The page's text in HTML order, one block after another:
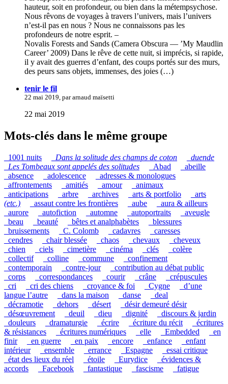
hauteur, soit en profondeur, ou bien dans la métempsychose.
Nous rêvons de voyages à travers l’univers, mais l’univers
n’est-il pas en nous ? Nous ne connaissons pas les
profondeurs de notre esprit. –
Novalis Forests and Sands (Camera Obscura — ’My Maudlin
Career’ 2009) Dans le rêve de cette nuit, si imprécis, si rapide,
il y avait des guerres d’enfant, des coups portés sur des murs,
des peurs sans objets, immenses, des joies (…)
tenir le fil
22 mai 2019, par arnaud maïsetti
22 mai 2019
Mots-clés dans le même groupe
_1001 nuits Dans la solitude des champs de coton
duende
Les Tombeaux sont appelés des solitudes _Abad
_abeille
_absence
_adolescence
_adresses & monologues
_affrontements
_amitiés _amour
_animaux
_anticipations
_arbre _archives _arts & portfolio
_arts
(etc.)
_assaut contre les frontières _aube
_aura & ailleurs
_aurore
_autofiction _automne _autoportraits
_aveugle
_beau
_beauté _bêtes et analphabètes
_blessures
_bruissements
_C. Colomb _cadavres
_caresses
_cendres
_chair blessée _chaos _chevaux
_cheveux
_chien
_ciels _cimetière _cinéma _clés
_colère
_collectif
_colline _commune
_confinement
_contemporain
_contre-jour
_contribution au débat public
_corps
_correspondances _courir _crâne
_crépuscules
_cri
_cri des chiens _croyance & foi _Cygne
_d’une
langue l’autre
_dans la maison _danse
_deal
_décramotie
_dehors _désert
_désir demeuré désir
_désœuvrement
_deuil _dieu _dignité
_discours & jardin
_douleurs
_dramaturgie _écrire _écriture du récit
_écritures
& résistances
_écritures numériques _elle _Embedded
_en
finir
_en guerre _en paix _encore _enfance
_enfant
intérieur
_ensemble _errance _Espagne
_essai critique
_état des lieux du réel
_étoile _Eurydice
_évidences &
accords
_Facebook _fantastique _fascisme
_fatigue